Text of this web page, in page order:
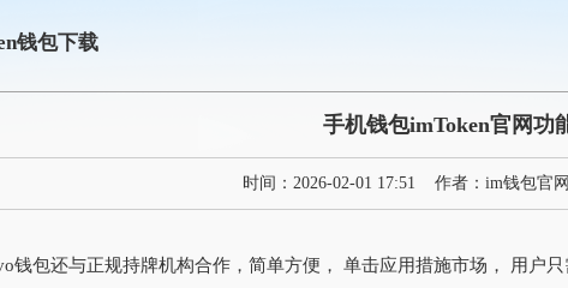
钱包下载
手机钱包imToken官网功
时间： 2026-02-01 17:51 作者： im钱包官网
钱包还与正规持牌机构合作，简单方便， 单击应用措施市场， 用户